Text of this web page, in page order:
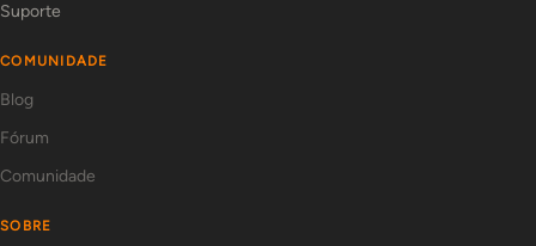
Suporte
COMUNIDADE
Blog
Fórum
Comunidade
SOBRE